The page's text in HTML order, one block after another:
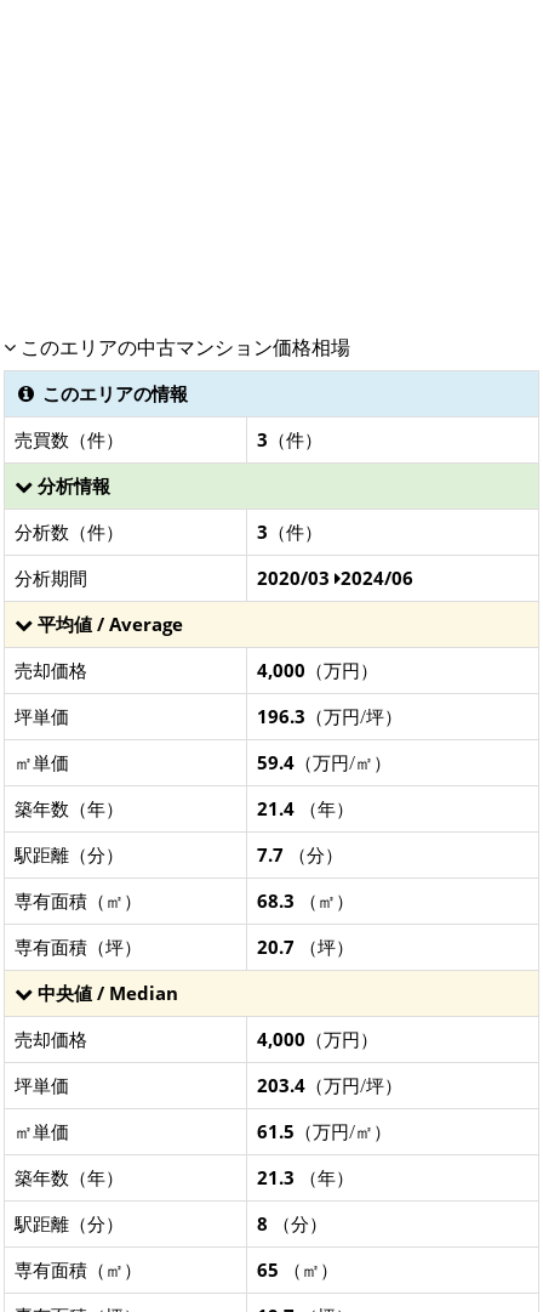
このエリアの中古マンション価格相場
このエリアの情報
売買数（件）
3 （件）
分析情報
分析数（件）
3 （件）
分析期間
2020/03 2024/06
平均値 / Average
売却価格
4,000 （万円）
坪単価
196.3 （万円/坪）
㎡単価
59.4 （万円/㎡）
築年数（年）
21.4 （年）
駅距離（分）
7.7 （分）
専有面積（㎡）
68.3 （㎡）
専有面積（坪）
20.7 （坪）
中央値 / Median
売却価格
4,000 （万円）
坪単価
203.4 （万円/坪）
㎡単価
61.5 （万円/㎡）
築年数（年）
21.3 （年）
駅距離（分）
8 （分）
専有面積（㎡）
65 （㎡）